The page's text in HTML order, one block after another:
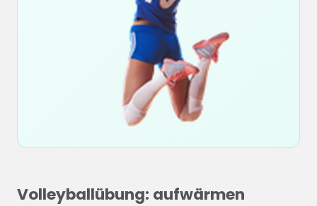
Volleyballübung: aufwärmen